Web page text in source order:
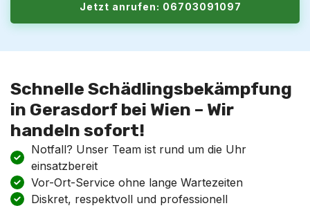
Jetzt anrufen: 06703091097
Schnelle Schädlingsbekämpfung
in Gerasdorf bei Wien – Wir
handeln sofort!
Notfall? Unser Team ist rund um die Uhr
einsatzbereit
Vor-Ort-Service ohne lange Wartezeiten
Diskret, respektvoll und professionell